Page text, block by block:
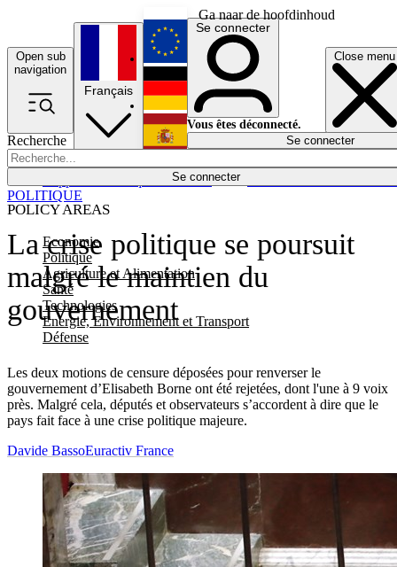
Ga naar de hoofdinhoud
Open sub
navigation
Close menu
Recherche
Se connecter
POLICY AREAS
Economie
Politique
Agriculture et Alimentation
Santé
Technologies
Energie, Environnement et Transport
Défense
Économie
Français
English
Deutsch
Español
Se connecter
Vous êtes déconnecté.
Se connecter
La crise politique se poursuit
malgré le maintien du
gouvernement
Les deux motions de censure déposées pour renverser le
gouvernement d’Elisabeth Borne ont été rejetées, dont l'une à 9 voix
près. Malgré cela, députés et observateurs s’accordent à dire que le
pays fait face à une crise politique majeure.
POLITIQUE
Davide BassoEuractiv France